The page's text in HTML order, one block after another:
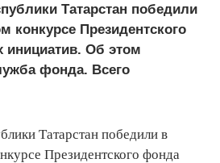
Татарстан победили
конкурсе Президентского
инициатив. Об этом
фонда. Всего
Татарстан победили в
Президентского фонда